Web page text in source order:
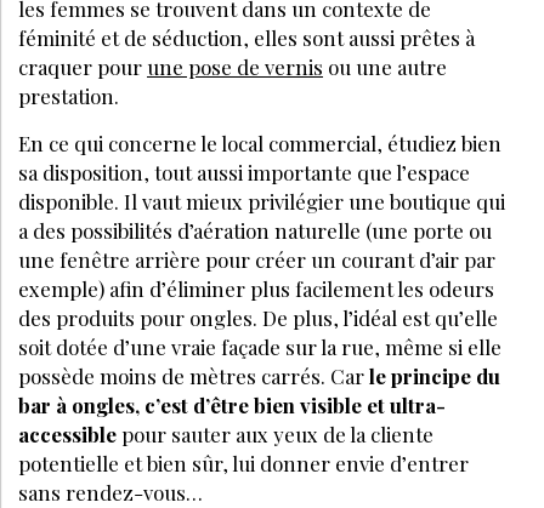
les femmes se trouvent dans un contexte de
féminité et de séduction, elles sont aussi prêtes à
craquer pour une pose de vernis ou une autre
prestation.
En ce qui concerne le local commercial, étudiez bien
sa disposition, tout aussi importante que l’espace
disponible. Il vaut mieux privilégier une boutique qui
a des possibilités d’aération naturelle (une porte ou
une fenêtre arrière pour créer un courant d’air par
exemple) afin d’éliminer plus facilement les odeurs
des produits pour ongles. De plus, l’idéal est qu’elle
soit dotée d’une vraie façade sur la rue, même si elle
possède moins de mètres carrés. Carle principe du
bar à ongles, c’est d’être bien visible et ultra-
accessible pour sauter aux yeux de la cliente
potentielle et bien sûr, lui donner envie d’entrer
sans rendez-vous…